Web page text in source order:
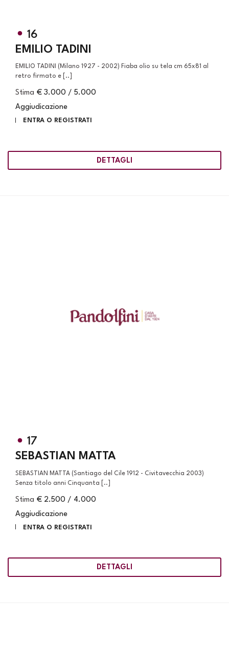
16
EMILIO TADINI
EMILIO TADINI (Milano 1927 - 2002) Fiaba olio su tela cm 65x81 al
retro firmato e [..]
Stima € 3.000 / 5.000
Aggiudicazione
ENTRA O REGISTRATI
DETTAGLI
17
SEBASTIAN MATTA
SEBASTIAN MATTA (Santiago del Cile 1912 - Civitavecchia 2003)
Senza titolo anni Cinquanta [..]
Stima € 2.500 / 4.000
Aggiudicazione
ENTRA O REGISTRATI
DETTAGLI